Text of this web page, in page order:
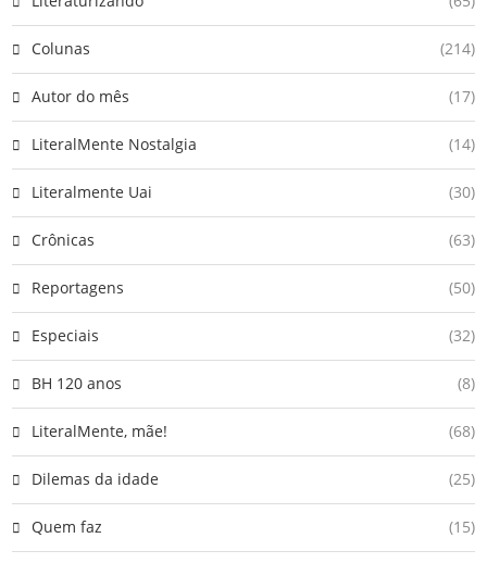
Colunas (214)
Autor do mês (17)
LiteralMente Nostalgia (14)
Literalmente Uai (30)
Crônicas (63)
Reportagens (50)
Especiais (32)
BH 120 anos (8)
LiteralMente, mãe! (68)
Dilemas da idade (25)
Quem faz (15)